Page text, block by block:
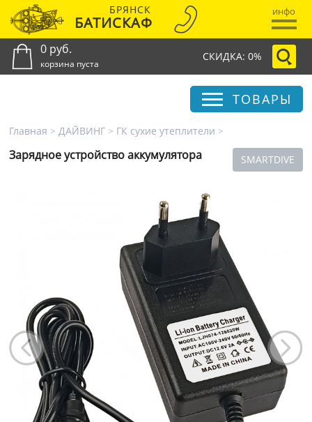
БРЯНСК
БАТИСКАФ
инфо
0 руб.
корзина пуста
СКИДКА: 0%
ТОВАРЫ
Главная > ДАЙВИНГ > ГК сухие утеплители >
SMARTDIVE
Зарядное устройство аккумулятора